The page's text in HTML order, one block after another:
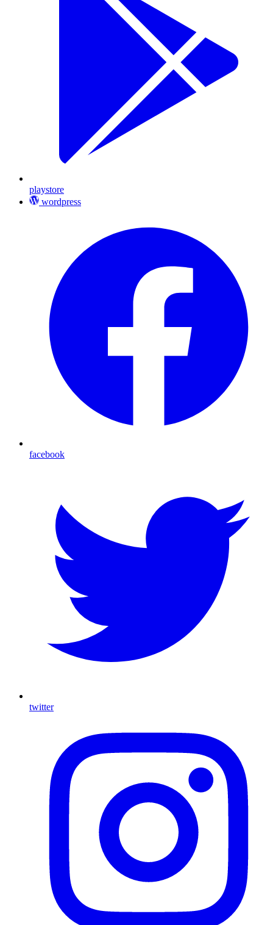
playstore
wordpress
facebook
twitter